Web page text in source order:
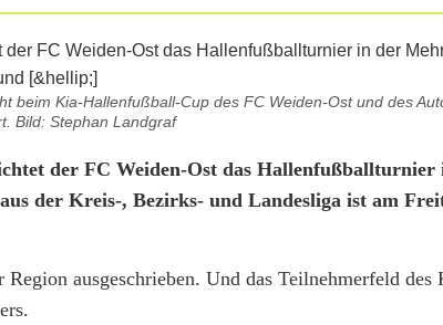
beim Kia-Hallenfußball-Cup des FC Weiden-Ost und des
Bild: Stephan Landgraf
der FC Weiden-Ost das Hallenfußballturnier
der Kreis-, Bezirks- und Landesliga ist am
ausgeschrieben. Und das Teilnehmerfeld des